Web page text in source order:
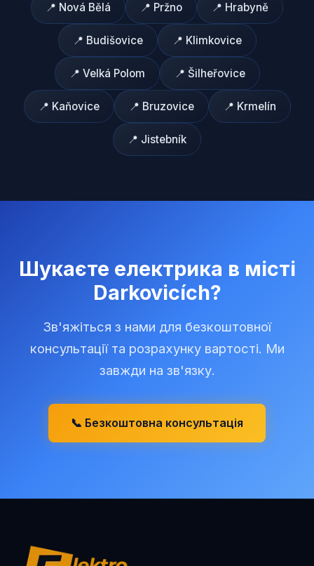
📍 Nová Bělá 📍 Pržno 📍 Hrabyně
📍 Budišovice 📍 Klimkovice
📍 Velká Polom 📍 Šilheřovice
📍 Kaňovice 📍 Bruzovice 📍 Krmelín
📍 Jistebník
Шукаєте електрика в місті
Darkovicích?
Зв'яжіться з нами для безкоштовної
консультації та розрахунку вартості. Ми
завжди на зв'язку.
📞 Безкоштовна консультація